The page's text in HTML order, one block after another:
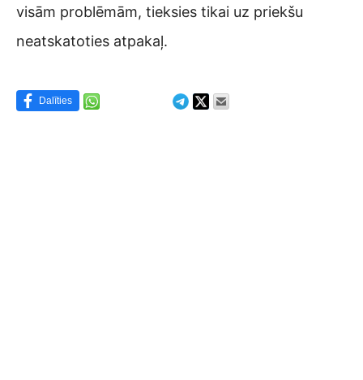
visām problēmām, tieksies tikai uz priekšu
neatskatoties atpakaļ.
Dalīties